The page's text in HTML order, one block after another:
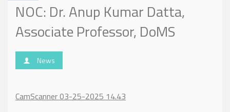
NOC: Dr. Anup Kumar Datta,
Associate Professor, DoMS
News
CamScanner 03-25-2025 14.43